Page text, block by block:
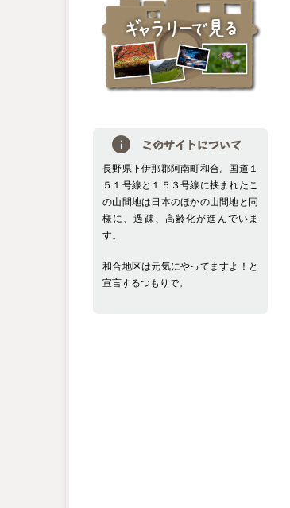
このサイトについて
長野県下伊那郡阿南町和合。国道１
５１号線と１５３号線に挟まれたこ
の山間地は日本のほかの山間地と同
様に、過疎、高齢化が進んでいま
す。
和合地区は元気にやってますよ！と
宣言するつもりで。